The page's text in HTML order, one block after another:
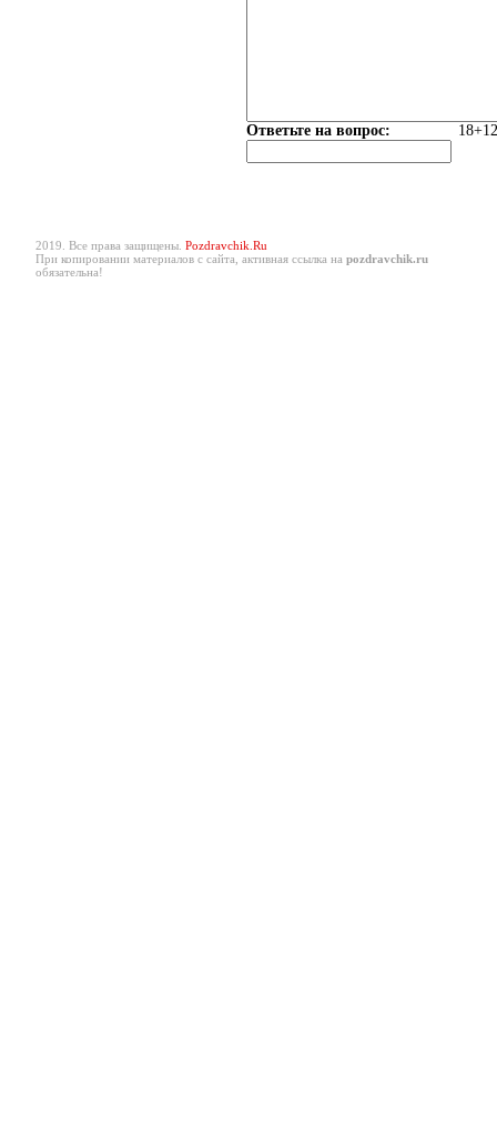
Ответьте на вопрос:
2019. Все права защищены. Pozdravchik.Ru
При копировании материалов с сайта, активная ссылка на pozdravchik.ru
обязательна!